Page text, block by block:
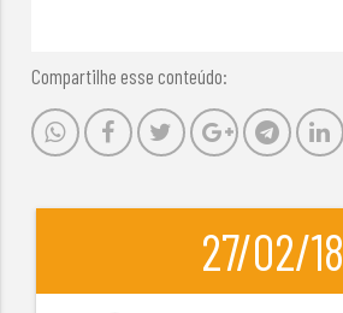
Compartilhe esse conteúdo:
27/02/18